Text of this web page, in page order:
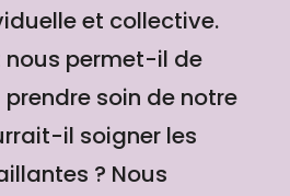
et collective.
permet-il de
soin de notre
il soigner les
? Nous